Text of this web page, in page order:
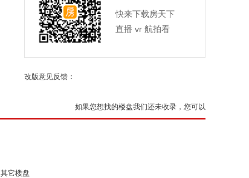
快来下载房天下
直播 vr 航拍看
改版意见反馈：
如果您想找的楼盘我们还未收录，您可以
其它楼盘